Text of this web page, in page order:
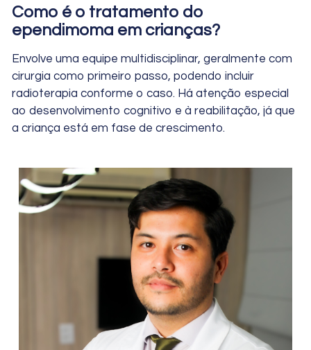
Como é o tratamento do
ependimoma em crianças?
Envolve uma equipe multidisciplinar, geralmente com
cirurgia como primeiro passo, podendo incluir
radioterapia conforme o caso. Há atenção especial
ao desenvolvimento cognitivo e à reabilitação, já que
a criança está em fase de crescimento.